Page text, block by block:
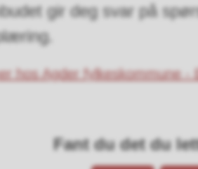
gir deg svar på
hos Agder fylkeskommune
Fant du det du